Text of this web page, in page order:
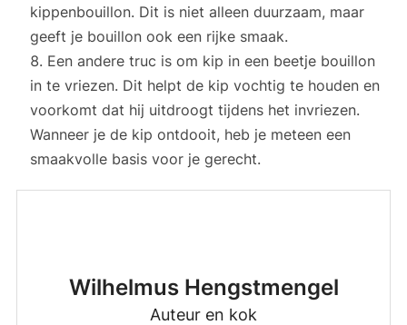
kippenbouillon. Dit is niet alleen duurzaam, maar
geeft je bouillon ook een rijke smaak.
Een andere truc is om kip in een beetje bouillon
in te vriezen. Dit helpt de kip vochtig te houden en
voorkomt dat hij uitdroogt tijdens het invriezen.
Wanneer je de kip ontdooit, heb je meteen een
smaakvolle basis voor je gerecht.
Wilhelmus Hengstmengel
Auteur en kok